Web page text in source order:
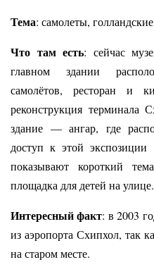
Тема: самолеты,
Что там есть: сейчас
главном здании
самолётов, ресторан и
реконструкция терминала
здание — ангар, где
доступ к этой экспозиции
показывают короткий
площадка для детей на улице.
Интересный факт: в 2003
из аэропорта Схипхол, так
на старом месте.